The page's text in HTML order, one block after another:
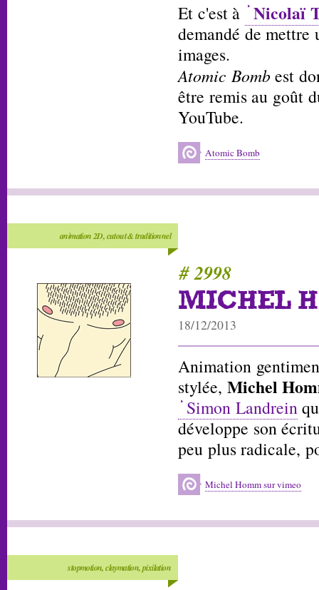
Et c'est à Nicolaï
demandé de mettre
images.
Atomic Bombest
être remis au goût
YouTube.
Atomic Bomb
animation 2D, cutout & traditionnel
# 2998
MICHEL
18/12/2013
Animation
stylée, Michel
Simon Landrein
développe son
peu plus radicale,
Michel Homm sur vimeo
stopmotion, claymation, pixilation